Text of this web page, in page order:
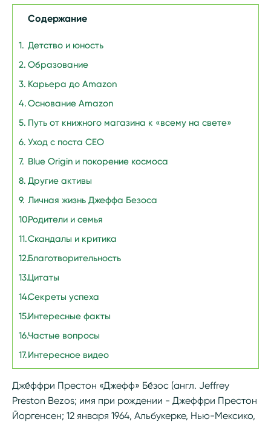
Содержание
Детство и юность
Образование
Карьера до Amazon
Основание Amazon
Путь от книжного магазина к «всему на свете»
Уход с поста CEO
Blue Origin и покорение космоса
Другие активы
Личная жизнь Джеффа Безоса
Родители и семья
Скандалы и критика
Благотворительность
Цитаты
Секреты успеха
Интересные факты
Частые вопросы
Интересное видео
Дже́ффри Престон «Джефф» Бе́зос (англ. Jeffrey
Preston Bezos; имя при рождении - Джеффри Престон
Йоргенсен; 12 января 1964, Альбукерке, Нью-Мексико,